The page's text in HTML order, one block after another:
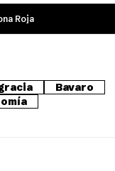
Roja
Bavaro